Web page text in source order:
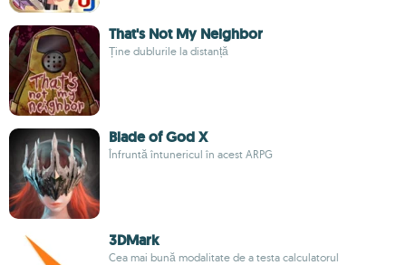
That's Not My Neighbor
Ține dublurile la distanță
Blade of God X
Înfruntă întunericul în acest ARPG
3DMark
Cea mai bună modalitate de a testa calculatorul